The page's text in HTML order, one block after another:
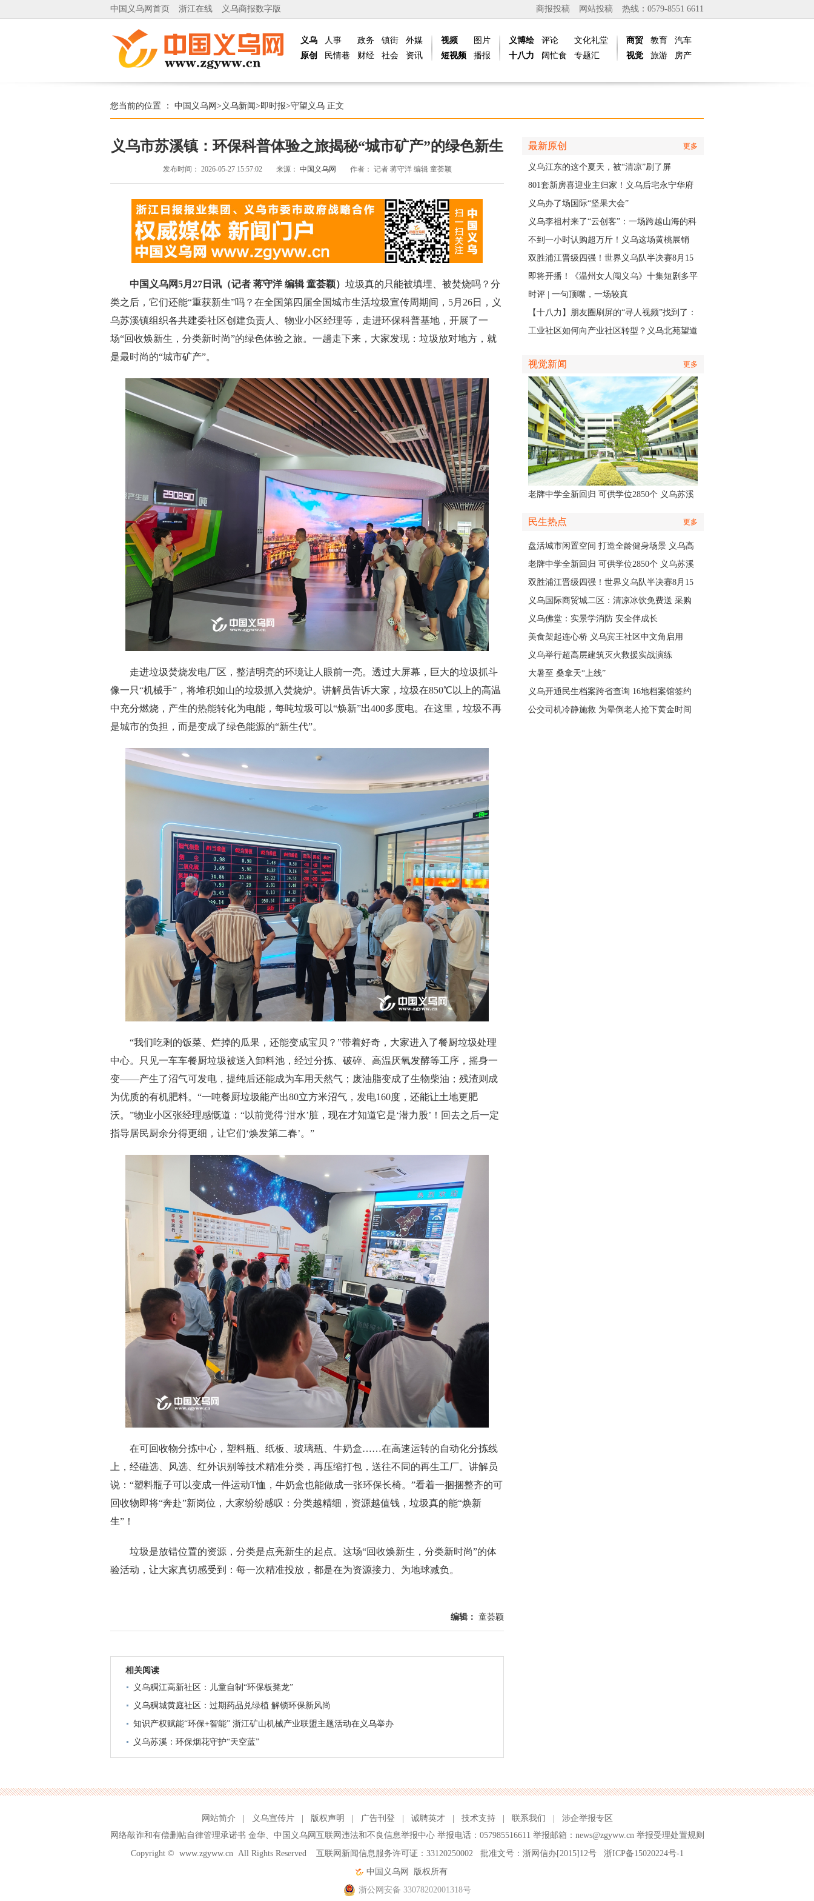
中国义乌网首页 浙江在线 义乌商报数字版 热线：0579-8551 6611
网站投稿
商报投稿
义乌
原创
人事
民情巷
政务
财经
镇街
社会
外媒
资讯
视频
短视频
图片
播报
义博绘
十八力
评论
阔忙食
文化礼堂
专题汇
商贸
视觉
教育
旅游
汽车
房产
您当前的位置 ： 中国义乌网 > 义乌新闻>即时报>守望义乌 正文
义乌市苏溪镇：环保科普体验之旅揭秘“城市矿产”的绿色新生
发布时间： 2026-05-27 15:57:02 来源： 中国义乌网 作者： 记者 蒋守洋 编辑 童荟颖
中国义乌网5月27日讯（记者 蒋守洋 编辑 童荟颖） 垃圾真的只能被填埋、被焚烧吗？分
类之后，它们还能“重获新生”吗？在全国第四届全国城市生活垃圾宣传周期间，5月26日，义
乌苏溪镇组织各共建委社区创建负责人、物业小区经理等，走进环保科普基地，开展了一
场“回收焕新生，分类新时尚”的绿色体验之旅。一趟走下来，大家发现：垃圾放对地方，就
是最时尚的“城市矿产”。
走进垃圾焚烧发电厂区，整洁明亮的环境让人眼前一亮。透过大屏幕，巨大的垃圾抓斗
像一只“机械手”，将堆积如山的垃圾抓入焚烧炉。讲解员告诉大家，垃圾在850℃以上的高温
中充分燃烧，产生的热能转化为电能，每吨垃圾可以“焕新”出400多度电。在这里，垃圾不再
是城市的负担，而是变成了绿色能源的“新生代”。
“我们吃剩的饭菜、烂掉的瓜果，还能变成宝贝？”带着好奇，大家进入了餐厨垃圾处理
中心。只见一车车餐厨垃圾被送入卸料池，经过分拣、破碎、高温厌氧发酵等工序，摇身一
变——产生了沼气可发电，提纯后还能成为车用天然气；废油脂变成了生物柴油；残渣则成
为优质的有机肥料。“一吨餐厨垃圾能产出80立方米沼气，发电160度，还能让土地更肥
沃。”物业小区张经理感慨道：“以前觉得‘泔水’脏，现在才知道它是‘潜力股’！回去之后一定
指导居民厨余分得更细，让它们‘焕发第二春’。”
在可回收物分拣中心，塑料瓶、纸板、玻璃瓶、牛奶盒……在高速运转的自动化分拣线
上，经磁选、风选、红外识别等技术精准分类，再压缩打包，送往不同的再生工厂。讲解员
说：“塑料瓶子可以变成一件运动T恤，牛奶盒也能做成一张环保长椅。”看着一捆捆整齐的可
回收物即将“奔赴”新岗位，大家纷纷感叹：分类越精细，资源越值钱，垃圾真的能“焕新
生”！
垃圾是放错位置的资源，分类是点亮新生的起点。这场“回收焕新生，分类新时尚”的体
验活动，让大家真切感受到：每一次精准投放，都是在为资源接力、为地球减负。
编辑： 童荟颖
相关阅读
义乌稠江高新社区：儿童自制“环保板凳龙”
义乌稠城黄庭社区：过期药品兑绿植 解锁环保新风尚
知识产权赋能“环保+智能” 浙江矿山机械产业联盟主题活动在义乌举办
义乌苏溪：环保烟花守护“天空蓝”
最新原创 更多
义乌江东的这个夏天，被“清凉”刷了屏
801套新房喜迎业主归家！义乌后宅永宁华府
高层公寓正式启动交付
义乌办了场国际“坚果大会”
义乌李祖村来了“云创客”：一场跨越山海的科
创接力
不到一小时认购超万斤！义乌这场黄桃展销
会“火力全开”
双胜浦江晋级四强！世界义乌队半决赛8月15
日主场开打
即将开播！《温州女人闯义乌》十集短剧多平
台同步上线
时评 | 一句顶嘴，一场较真
【十八力】朋友圈刷屏的“寻人视频”找到了：
那个递出雨衣的义乌排水人，原来是他
工业社区如何向产业社区转型？义乌北苑望道
视觉新闻 更多
老牌中学全新回归 可供学位2850个 义乌苏溪
民生热点 更多
盘活城市闲置空间 打造全龄健身场景 义乌高
质量落地省级文体民生实事
老牌中学全新回归 可供学位2850个 义乌苏溪
中学9月投用
双胜浦江晋级四强！世界义乌队半决赛8月15
日主场开打
义乌国际商贸城二区：清凉冰饮免费送 采购
商可就近领取
义乌佛堂：实景学消防 安全伴成长
美食架起连心桥 义乌宾王社区中文角启用
义乌举行超高层建筑灭火救援实战演练
大暑至 桑拿天“上线”
义乌开通民生档案跨省查询 16地档案馆签约
合作
公交司机冷静施救 为晕倒老人抢下黄金时间
网站简介 义乌宣传片 版权声明 广告刊登 诚聘英才 技术支持 联系我们
涉企举报专区
网络敲诈和有偿删帖自律管理承诺书 金华、 中国义乌网互联网违法和不良信息举报中心举报电话：057985516611 举报邮箱：news@zgyww.cn 举报受理处置规则
Copyright © www.zgyww.cn All Rights Reserved 互联网新闻信息服务许可证：33120250002 批准文号：浙网信办[2015]12号 浙ICP备15020224号-1
中国义乌网
版权所有
浙公网安备 33078202001318号